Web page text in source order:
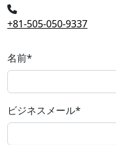
+81-505-050-9337
名前*
ビジネスメール*